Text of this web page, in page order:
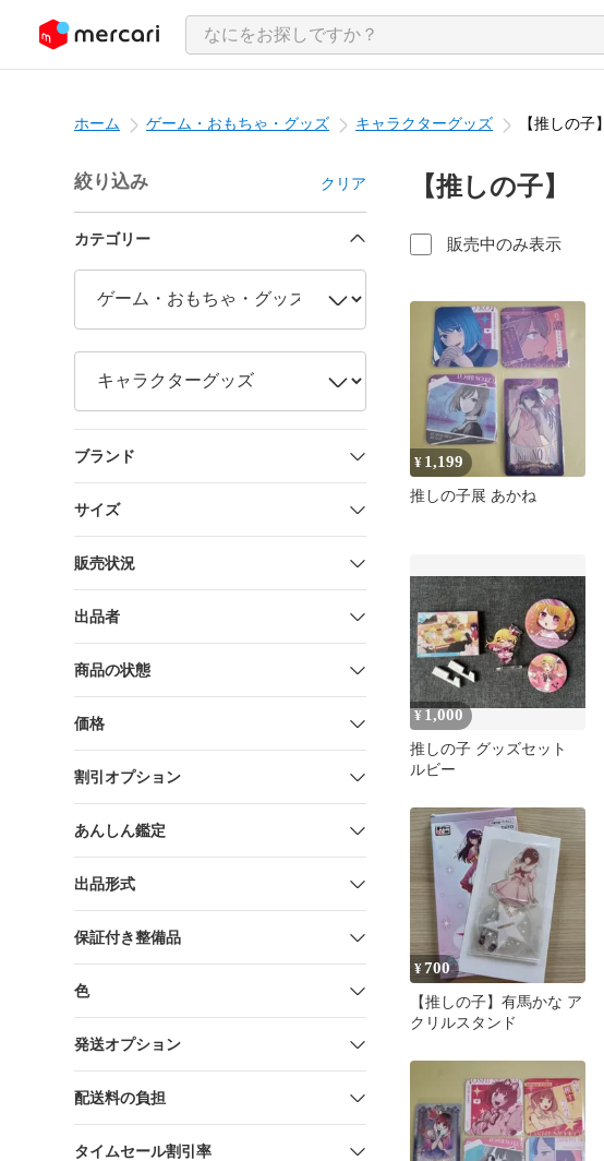
ツにスキップ
ホーム ゲーム・おもちゃ・グッズ キャラクターグッズ 【推しの子】
絞り込み クリア
カテゴリー
ブランド
サイズ
販売状況
出品者
商品の状態
価格
割引オプション
あんしん鑑定
出品形式
保証付き整備品
色
発送オプション
配送料の負担
タイムセール割引率
【推しの子】
販売中のみ表示
¥ 1,199
推しの子展 あかね
¥ 1,000
推しの子 グッズセット
ルビー
¥700
【推しの子】有馬かな ア
クリルスタンド